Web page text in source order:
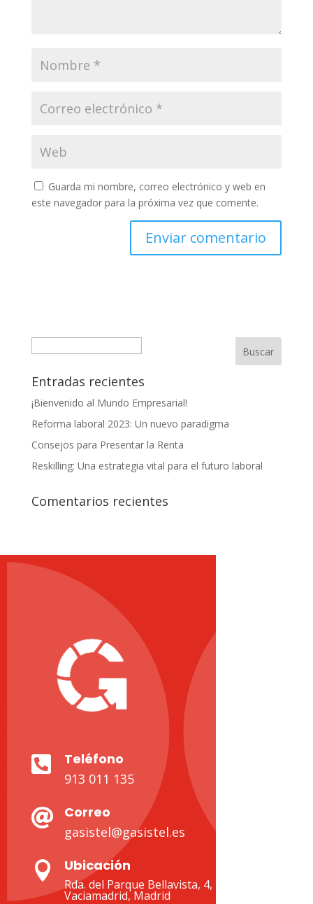
Guarda mi nombre, correo electrónico y web en
este navegador para la próxima vez que comente.
Entradas recientes
¡Bienvenido al Mundo Empresarial!
Reforma laboral 2023: Un nuevo paradigma
Consejos para Presentar la Renta
Reskilling: Una estrategia vital para el futuro laboral
Comentarios recientes
 Teléfono
913 011 135
 Correo
gasistel@gasistel.es
 Ubicación
Rda. del Parque Bellavista, 4, 28522 Rivas-
Vaciamadrid, Madrid